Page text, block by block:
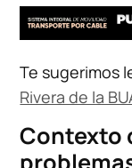
Te sugerimos
Rivera de la
Contexto